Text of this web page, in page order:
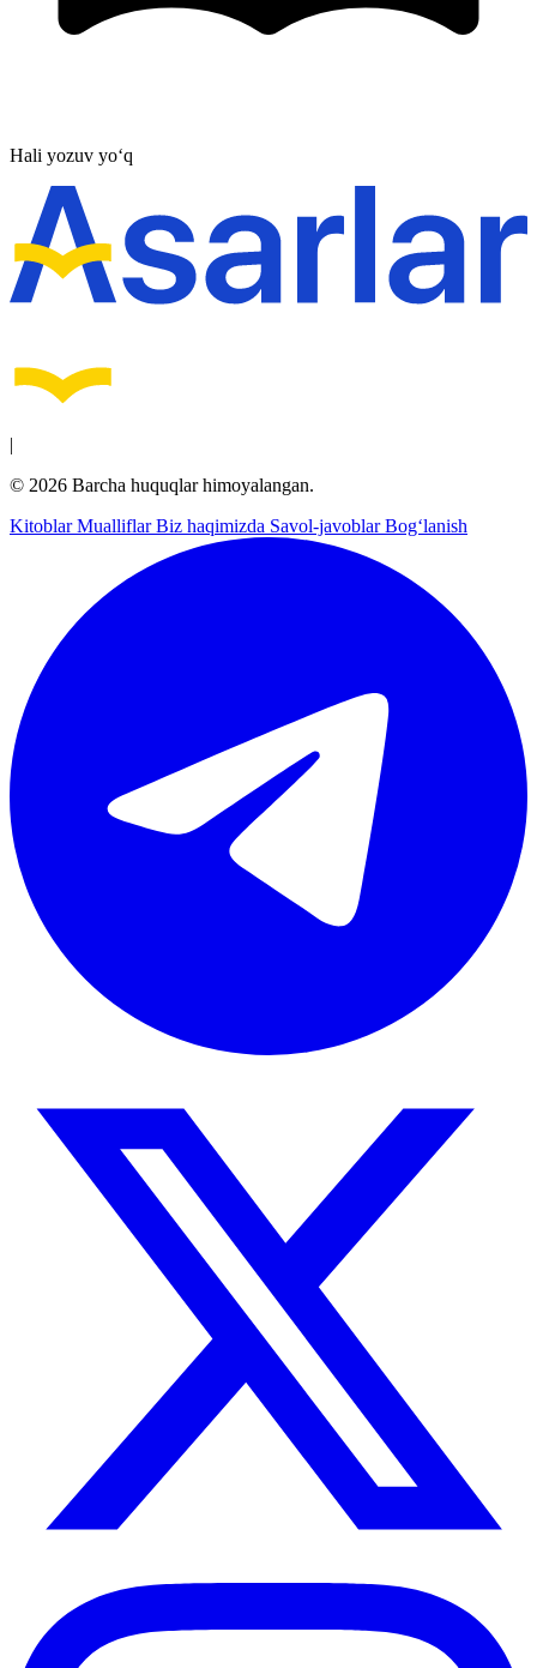
Hali yozuv yo‘q
|
© 2026 Barcha huquqlar himoyalangan.
KitoblarMualliflarBiz haqimizda Savol-javoblarBog‘lanish